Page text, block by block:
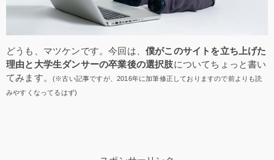
どうも、マツケンです。今回は、 僕がこのサイトを立ち上げた
理由と大学生ダンサーの卒業後の選択肢についてちょっと書い
てみます。
(※古い記事ですが、2016年に加筆修正しておりますので前よりも読
みやすくなってるはず)